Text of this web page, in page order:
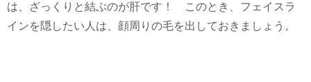
は、ざっくりと結ぶのが肝です！ このとき、フェイスラ
インを隠したい人は、顔周りの毛を出しておきましょう。